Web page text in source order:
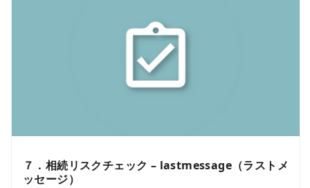
７．相続リスクチェック – lastmessage（ラストメ
ッセージ）